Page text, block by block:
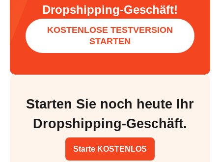
Dropshipping-Geschäft!
KOSTENLOSE TESTVERSION
STARTEN
Starten Sie noch heute Ihr
Dropshipping-Geschäft.
Starte KOSTENLOS